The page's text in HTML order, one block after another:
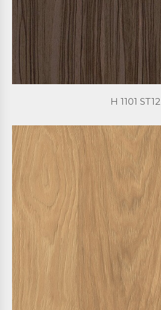
H 1101 ST12